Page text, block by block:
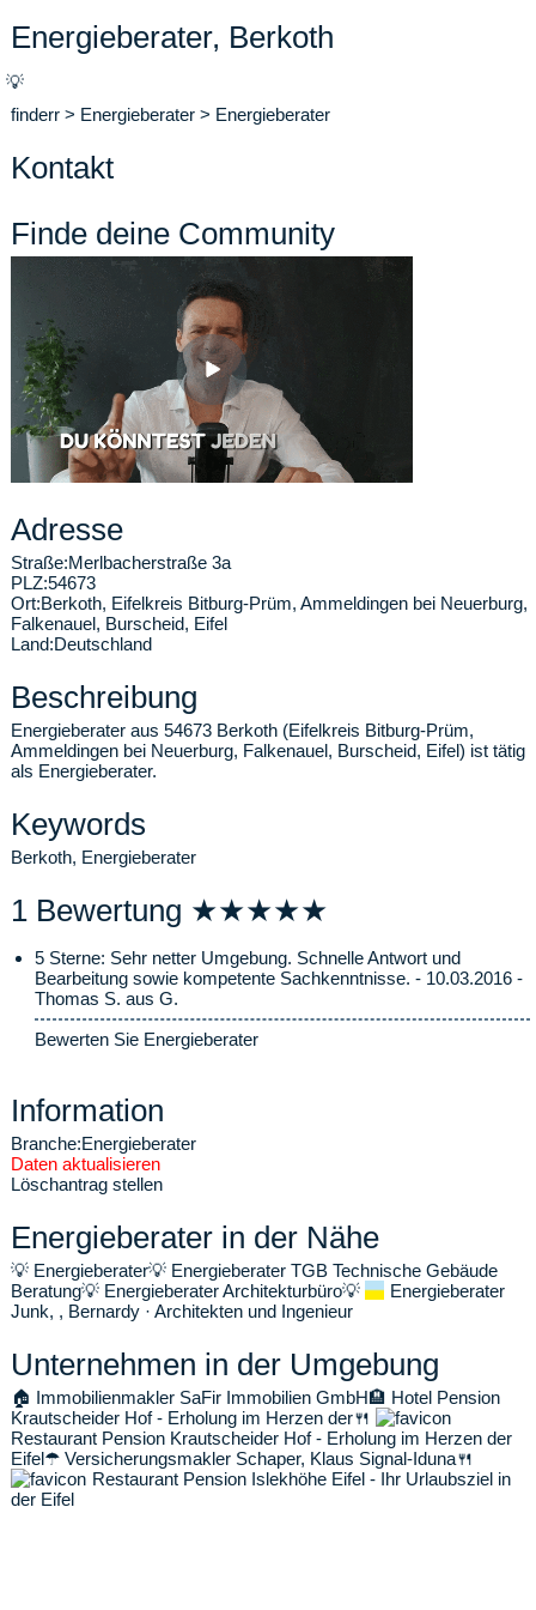
Energieberater, Berkoth
💡
finderr > Energieberater > Energieberater
Kontakt
Finde deine Community
Adresse
Straße:Merlbacherstraße 3a
PLZ:54673
Ort:Berkoth, Eifelkreis Bitburg-Prüm, Ammeldingen bei Neuerburg,
Falkenauel, Burscheid, Eifel
Land:Deutschland
Beschreibung
Energieberater aus 54673 Berkoth (Eifelkreis Bitburg-Prüm,
Ammeldingen bei Neuerburg, Falkenauel, Burscheid, Eifel) ist tätig
als Energieberater.
Keywords
Berkoth, Energieberater
1 Bewertung ★★★★★
5 Sterne: Sehr netter Umgebung. Schnelle Antwort und
Bearbeitung sowie kompetente Sachkenntnisse. - 10.03.2016 -
Thomas S. aus G.
Bewerten Sie Energieberater
Information
Branche:Energieberater
Daten aktualisieren
Löschantrag stellen
Energieberater in der Nähe
💡 Energieberater💡 Energieberater TGB Technische Gebäude
Beratung💡 Energieberater Architekturbüro💡
Energieberater
Junk, , Bernardy · Architekten und Ingenieur
Unternehmen in der Umgebung
🏠 Immobilienmakler SaFir Immobilien GmbH🏨 Hotel Pension
Krautscheider Hof - Erholung im Herzen der🍴
Restaurant Pension Krautscheider Hof - Erholung im Herzen der
Eifel☂ Versicherungsmakler Schaper, Klaus Signal-Iduna🍴
Restaurant Pension Islekhöhe Eifel - Ihr Urlaubsziel in
der Eifel